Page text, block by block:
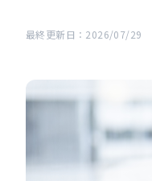
最終更新日：2026/07/29